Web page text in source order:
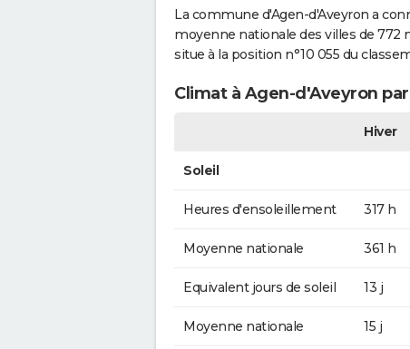
La commune d'Agen-d'Aveyron a
moyenne nationale des villes de
situe à la position n°10 055 du
Climat à Agen-d'Aveyron
Hiver
Soleil
Heures d'ensoleillement 317 h
Moyenne nationale 361 h
Equivalent jours de soleil 13 j
Moyenne nationale 15 j